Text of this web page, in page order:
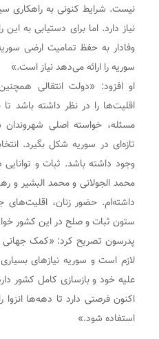
نیست. شرایط کنونی به راهکاری
نیاز دارد. اما برای دستیابی به
وفادار به حفظ تمامیت ارضی
سوریه را ارائه می‌دهد نیاز است.»
او افزود: «دولت انتقالی
اقلیت‌ها را در نظر داشته باشد
مسئله، خواسته اصلی
تازه‌ای در سوریه شکل بگیرد.
وجود داشته باشد. ثبات و
محمد الجولانی و محمد البشیر و
داشته‌ام. حضور زنان، اقلیت‌های
ستون ثبات و صلح در این کشور
پدرسون تصریح کرد: «کمک جهانی
لازم است و سوریه نیازهای
علیه خود و بازسازی کامل کشور
اکنون فرصتی دارد تا دهه‌ها انزوا
استفاده شود.»